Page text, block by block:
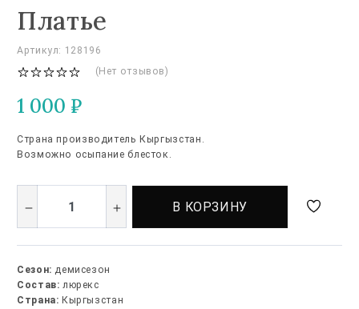
Платье
Артикул: 128196
(Нет отзывов)
1 000 ₽
Страна производитель Кыргызстан.
Возможно осыпание блесток.
В КОРЗИНУ
Сезон: демисезон
Состав: люрекс
Страна: Кыргызстан